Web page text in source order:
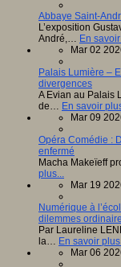
Abbaye Saint-
L’exposition
André,… En savoir
Mar 02
Palais Lumière –
divergences
A Evian au Palais
de… En savoir
Mar 09
Opéra Comédie :
enfermé
Macha Makeïeff
plus...
Mar 19
Numérique à
dilemmes
Par Laureline
la… En savoir plus...
Mar 06